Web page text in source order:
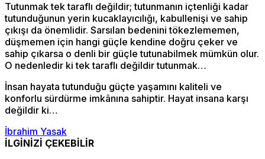
Tutunmak tek taraflı değildir; tutunmanın içtenliği kadar
tutunduğunun yerin kucaklayıcılığı, kabullenişi ve sahip
çıkışı da önemlidir. Sarsılan bedenini tökezlememen,
düşmemen için hangi güçle kendine doğru çeker ve
sahip çıkarsa o denli bir güçle tutunabilmek mümkün olur.
O nedenledir ki tek taraflı değildir tutunmak…
İnsan hayata tutunduğu güçte yaşamını kaliteli ve
konforlu sürdürme imkânına sahiptir. Hayat insana karşı
değildir ki…
İbrahim Yasak
İLGİNİZİ ÇEKEBİLİR